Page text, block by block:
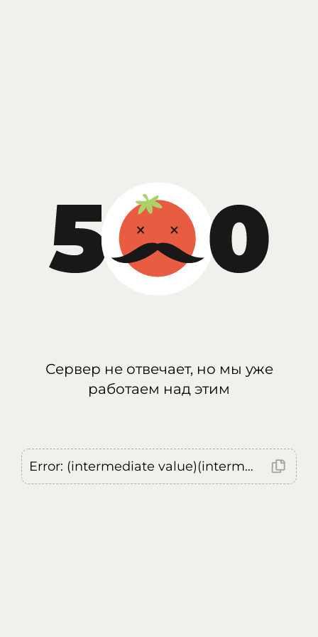
Сервер не отвечает, но мы уже
работаем над этим
Error: (intermediate value)(intermediate value)(intermediate value).replaceAll is not a function